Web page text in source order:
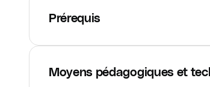
Prérequis
Moyens pédagogiques et